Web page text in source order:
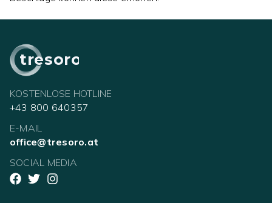
tresoro
KOSTENLOSE HOTLINE
+43 800 640357
E-MAIL
office@tresoro.at
SOCIAL MEDIA